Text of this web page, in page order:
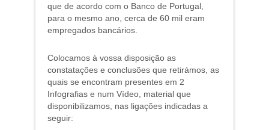
que de acordo com o Banco de Portugal,
para o mesmo ano, cerca de 60 mil eram
empregados bancários.
Colocamos à vossa disposição as
constatações e conclusões que retirámos, as
quais se encontram presentes em 2
Infografias e num Vídeo, material que
disponibilizamos, nas ligações indicadas a
seguir: